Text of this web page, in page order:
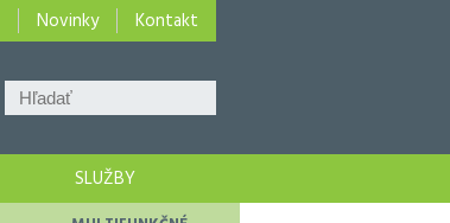
Novinky Kontakt
SLUŽBY